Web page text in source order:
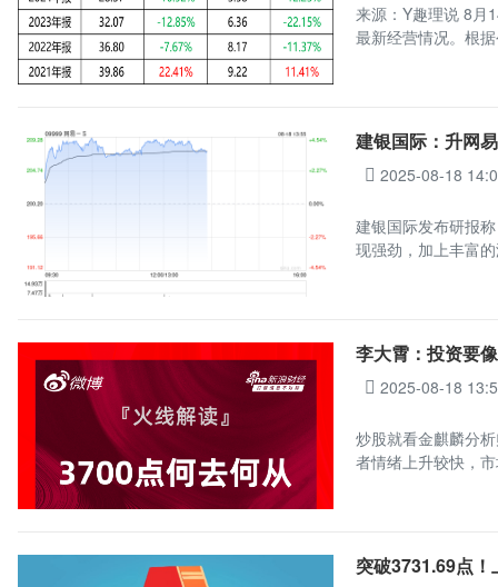
来源：Y趣理说 8月
最新经营情况。根
建银国际：升网
2025-08-18
建银国际发布研报
现强劲，加上丰富
李大霄：投资要
2025-08-18
炒股就看金麒麟分
者情绪上升较快，
突破3731.69点